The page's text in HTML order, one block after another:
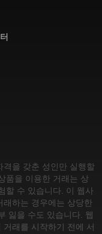
격을 갖춘 성인만 실행할
품을 이용한 거래는 상
할 수 있습니다. 이 웹사
래하는 경우에는 상당한
잃을 수도 있습니다. 웹
래를 시작하기 전에 서